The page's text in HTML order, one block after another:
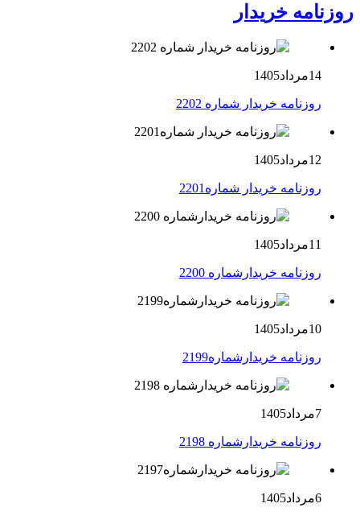
روزنامه خریدار
14مرداد1405
روزنامه خریدار شماره 2202
12مرداد1405
روزنامه خریدار شماره2201
11مرداد1405
روزنامه خریدارشماره 2200
10مرداد1405
روزنامه خریدارشماره2199
7مرداد1405
روزنامه خریدارشماره 2198
6مرداد1405